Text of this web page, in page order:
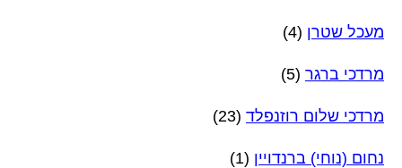
מעכל שטרן (4)
מרדכי ברגר (5)
מרדכי שלום רוזנפלד (23)
נחום (נוחי) ברנדויין (1)